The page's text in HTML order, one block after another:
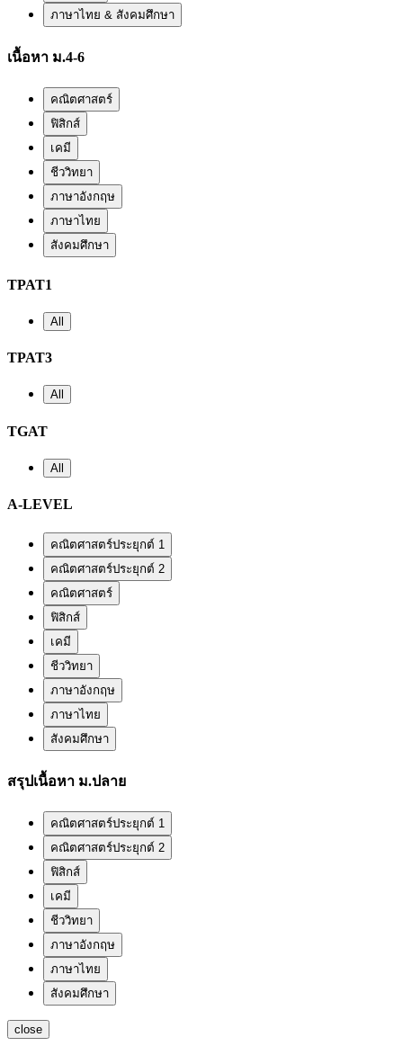
ภาษาไทย & สังคมศึกษา
เนื้อหา ม.4-6
คณิตศาสตร์
ฟิสิกส์
เคมี
ชีววิทยา
ภาษาอังกฤษ
ภาษาไทย
สังคมศึกษา
TPAT1
All
TPAT3
All
TGAT
All
A-LEVEL
คณิตศาสตร์ประยุกต์ 1
คณิตศาสตร์ประยุกต์ 2
คณิตศาสตร์
ฟิสิกส์
เคมี
ชีววิทยา
ภาษาอังกฤษ
ภาษาไทย
สังคมศึกษา
สรุปเนื้อหา ม.ปลาย
คณิตศาสตร์ประยุกต์ 1
คณิตศาสตร์ประยุกต์ 2
ฟิสิกส์
เคมี
ชีววิทยา
ภาษาอังกฤษ
ภาษาไทย
สังคมศึกษา
close